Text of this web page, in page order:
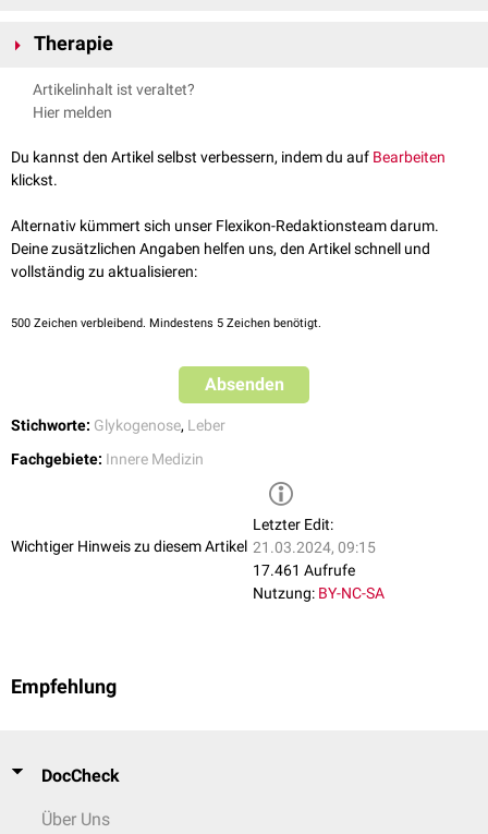
Beim Morbus Hers sind außer der Leber keine anderen Organe vom
Hepatomegalie bildet sich um die
ErhöhtesLaktat
Nachweis des Enzymdefekts in Leber und
Therapie
Die meisten Patienten benötigen keine spezifische Therapie.
Hypoglykämien sollten durch eine kohlenhydratreiche Ernährung und
Artikelinhalt ist veraltet?
Hier melden
Du kannst den Artikel selbst verbessern, indem du auf Bearbeiten
klickst.
Alternativ kümmert sich unser Flexikon-Redaktionsteam darum.
Deine zusätzlichen Angaben helfen uns, den Artikel schnell und
vollständig zu aktualisieren:
500 Zeichen verbleibend. Mindestens 5 Zeichen benötigt.
Absenden
Stichworte: Glykogenose, Leber
Fachgebiete: Innere Medizin
Wichtiger Hinweis zu diesem Artikel
Letzter Edit:
21.03.2024, 09:15
17.461 Aufrufe
Nutzung: BY-NC-SA
Empfehlung
DocCheck
Über Uns